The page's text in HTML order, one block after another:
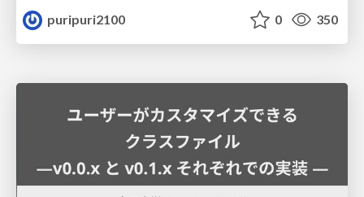
puripuri2100
0 350